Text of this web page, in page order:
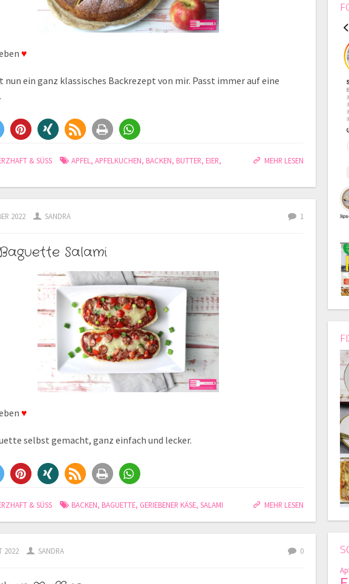
♥
nun ein ganz klassisches Backrezept von mir. Passt immer auf eine
MEHR LESEN
& SÜSS APFEL ,APFELKUCHEN, BACKEN, BUTTER, EIER,
2022 SANDRA 1
Salami
♥
selbst gemacht, ganz einfach und lecker.
MEHR LESEN
& SÜSS BACKEN, BAGUETTE, GERIEBENER KÄSE,SALAMI
2022 SANDRA 0